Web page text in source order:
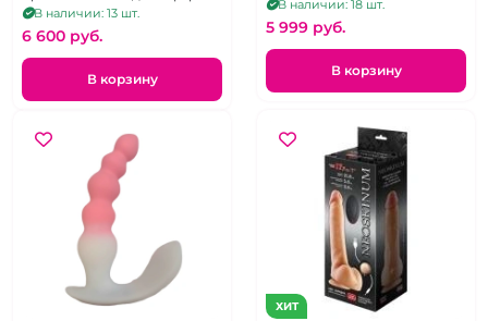
с дистанционным
управлением.
В наличии: 13 шт.
6 600 pуб.
В корзину
дистанционного
управления.
В наличии: 18 шт.
5 999 pуб.
В корзину
ХИТ